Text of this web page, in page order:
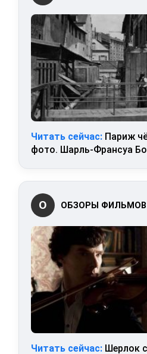
Читать сейчас: Париж
фото. Шарль-Франсуа
О ОБЗОРЫ ФИЛЬМОВ
Читать сейчас: Шерлок